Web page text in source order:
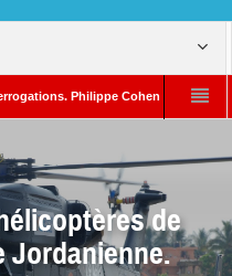
Philippe Cohen annonce se
de
Jordanienne.